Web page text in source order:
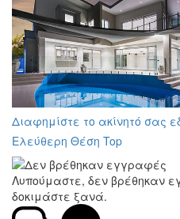
Διαφημίστε το ακίνητό σας
Ελεύθερη Θέση Top
Λυπούμαστε, δεν βρέθηκαν
δοκιμάστε ξανά.